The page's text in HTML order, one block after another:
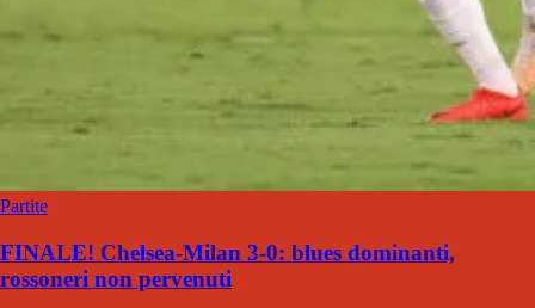
Partite
FINALE! Chelsea-Milan 3-0: blues dominanti,
rossoneri non pervenuti